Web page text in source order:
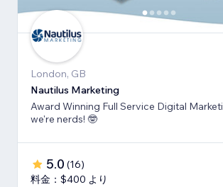
London, GB
Nautilus Marketing
Award Winning Full Service Digital
we're nerds! 🤓
5.0 (16)
料金：$400 より